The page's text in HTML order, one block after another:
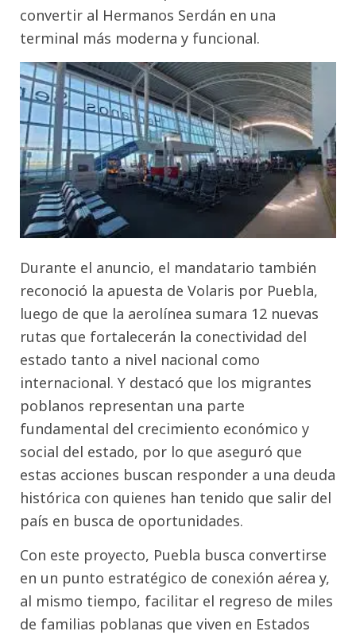
convertir al Hermanos Serdán en una
terminal más moderna y funcional.
Durante el anuncio, el mandatario también
reconoció la apuesta de Volaris por Puebla,
luego de que la aerolínea sumara 12 nuevas
rutas que fortalecerán la conectividad del
estado tanto a nivel nacional como
internacional. Y destacó que los migrantes
poblanos representan una parte
fundamental del crecimiento económico y
social del estado, por lo que aseguró que
estas acciones buscan responder a una deuda
histórica con quienes han tenido que salir del
país en busca de oportunidades.
Con este proyecto, Puebla busca convertirse
en un punto estratégico de conexión aérea y,
al mismo tiempo, facilitar el regreso de miles
de familias poblanas que viven en Estados